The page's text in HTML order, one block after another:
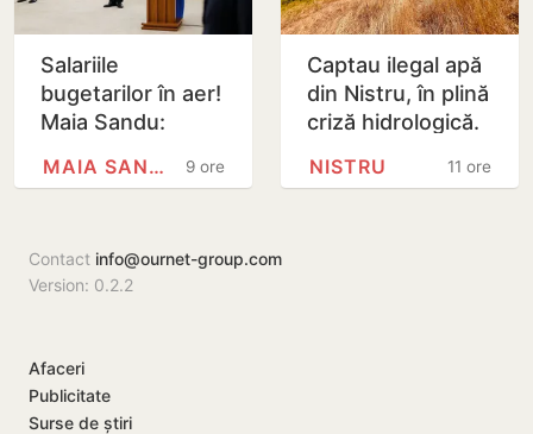
Salariile
bugetarilor în aer!
Maia Sandu:
septembrie ar
9 ore
MAIA SANDU
Captau ilegal apă
din Nistru, în plină
criză hidrologică.
Criuleni, amendați
11 ore
NISTRU
Contact info@ournet-group.com
Version: 0.2.2
Afaceri
Publicitate
Surse de știri